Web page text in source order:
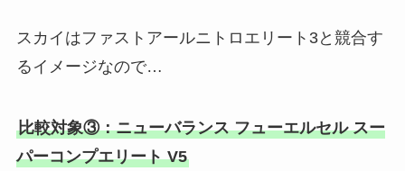
スカイはファストアールニトロエリート3と競合す
るイメージなので…
比較対象③：ニューバランス フューエルセル スー
パーコンプエリート V5